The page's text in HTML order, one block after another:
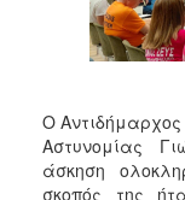
Ο Αντιδήμαρχος
Αστυνομίας
άσκηση
σκοπός της